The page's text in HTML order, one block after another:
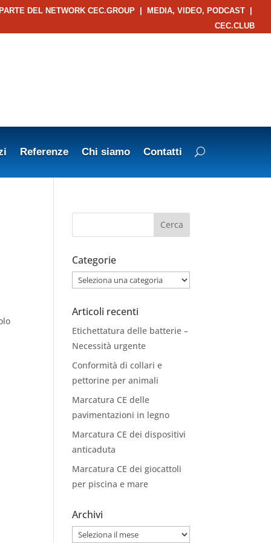
DEL NETWORK CEC.GROUP MEDIA, VIDEO, PODCAST
CEC.CLUB
Referenze Chi siamo Contatti
Categorie
Categorie
Articoli recenti
Etichettatura delle batterie –
Necessità urgente
Conformità di collari e
pettorine per animali
Marcatura CE delle
pavimentazioni in legno
Marcatura CE dei dispositivi
anticaduta
Marcatura CE dei giocattoli
per piscina e mare
Archivi
Archivi